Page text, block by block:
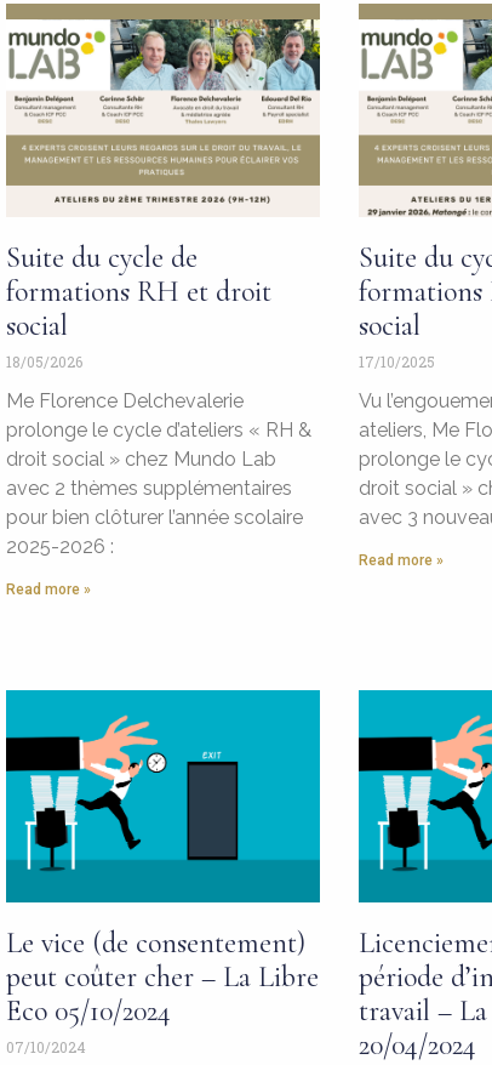
Suite du cycle de
formations RH et droit
social
18/05/2026
Me Florence Delchevalerie
prolonge le cycle d’ateliers « RH &
droit social » chez Mundo Lab
avec 2 thèmes supplémentaires
pour bien clôturer l’année scolaire
2025-2026 :
Read more »
Suite du
social
17/10/2025
Vu
ateliers, Me
prolonge le
droit social »
avec 3
Read more »
Le vice (de consentement)
peut coûter cher – La Libre
Eco 05/10/2024
07/10/2024
période
travail –
20/04/2024